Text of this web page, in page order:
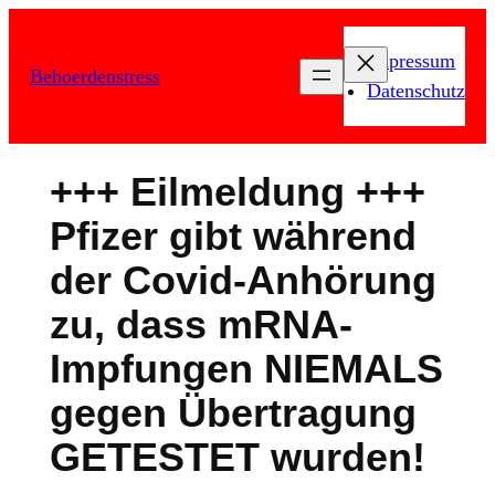
springen
Behoerdenstress
Impressum
Datenschutz
+++ Eilmeldung +++
Pfizer gibt während
der Covid-Anhörung
zu, dass mRNA-
Impfungen NIEMALS
gegen Übertragung
GETESTET wurden!